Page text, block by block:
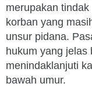
merupakan
korban yang
unsur pidana.
hukum yang jelas
menindaklanjuti
bawah umur.